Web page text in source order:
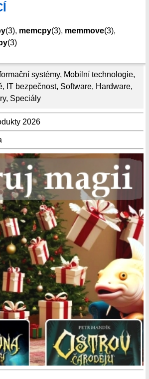
systémy, Mobilní technologie,
, IT bezpečnost, Software, Hardware,
, Speciály
2026
(3), memcpy(3), memmove(3),
(3)